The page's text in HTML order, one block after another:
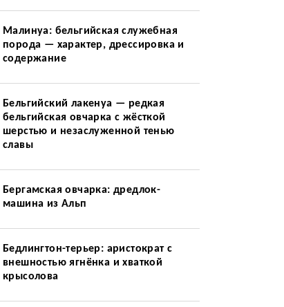
Малинуа: бельгийская служебная
порода — характер, дрессировка и
содержание
Бельгийский лакенуа — редкая
бельгийская овчарка с жёсткой
шерстью и незаслуженной тенью
славы
Бергамская овчарка: дредлок-
машина из Альп
Бедлингтон-терьер: аристократ с
внешностью ягнёнка и хваткой
крысолова